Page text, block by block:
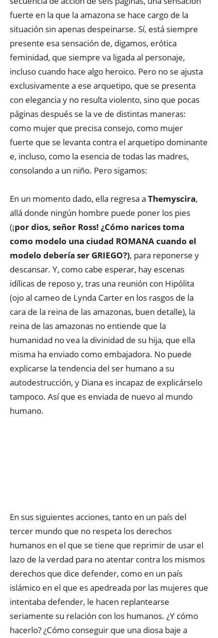
fuerte en la que la amazona se hace cargo de la
situación sin apenas despeinarse. Sí, está siempre
presente esa sensación de, digamos, erótica
feminidad, que siempre va ligada al personaje,
incluso cuando hace algo heroico. Pero no se ajusta
exclusivamente a ese arquetipo, que se presenta
con elegancia y no resulta violento, sino que pocas
páginas después se la ve de distintas maneras:
como mujer que precisa consejo, como mujer
fuerte que se levanta contra el arquetipo dominante
e, incluso, como la esencia de todas las madres,
consolando a un niño. Pero sigamos:
En un momento dado, ella regresa a Themyscira,
allá donde ningún hombre puede poner los pies
(¡por dios, señor Ross! ¿Cómo narices toma
como modelo una ciudad ROMANA cuando el
modelo debería ser GRIEGO?), para reponerse y
descansar. Y, como cabe esperar, hay escenas
idílicas de reposo y, tras una reunión con Hipólita
(ojo al cameo de Lynda Carter en los rasgos de la
cara de la reina de las amazonas, buen detalle), la
reina de las amazonas no entiende que la
humanidad no vea la divinidad de su hija, que ella
misma ha enviado como embajadora. No puede
explicarse la tendencia del ser humano a su
autodestrucción, y Diana es incapaz de explicárselo
tampoco. Así que es enviada de nuevo al mundo
humano.
En sus siguientes acciones, tanto en un país del
tercer mundo que no respeta los derechos
humanos en el que se tiene que reprimir de usar el
lazo de la verdad para no atentar contra los mismos
derechos que dice defender, como en un país
islámico en el que es apedreada por las mujeres que
intentaba defender, le hacen replantearse
seriamente su relación con los humanos. ¿Y cómo
hacerlo? ¿Cómo conseguir que una diosa baje a